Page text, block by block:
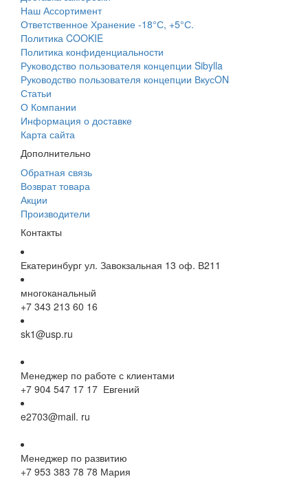
Наш Ассортимент
Ответственное Хранение -18°С, +5°С.
Политика COOKIE
Политика конфиденциальности
Руководство пользователя концепции Sibylla
Руководство пользователя концепции ВкусON
Статьи
О Компании
Информация о доставке
Карта сайта
Дополнительно
Обратная связь
Возврат товара
Акции
Производители
Контакты
Екатеринбург ул. Завокзальная 13 оф. В211
многоканальный
+7 343 213 60 16
sk1@usp.ru
Менеджер по работе с клиентами
+7 904 547 17 17 Евгений
e2703@mail. ru
Менеджер по развитию
+7 953 383 78 78 Мария